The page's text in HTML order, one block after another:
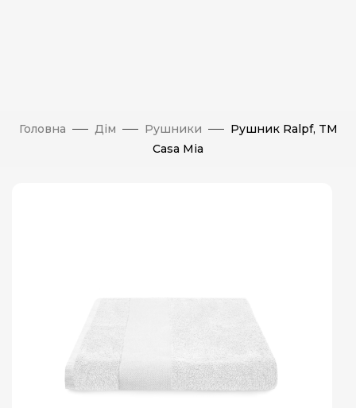
Головна Дім Рушники
Рушник Ralpf, TM
Casa Mia